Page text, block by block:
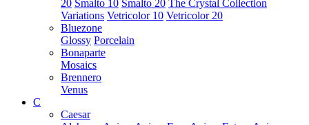
20 Smalto 10 Smalto 20 The Crystal Collection
Variations Vetricolor 10 Vetricolor 20
Bluezone
Glossy Porcelain
Bonaparte
Mosaics
Brennero
Venus
C
Caesar